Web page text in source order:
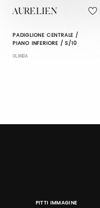
AURELIEN
PADIGLIONE CENTRALE /
PIANO INFERIORE / S/10
OLANDA
PITTI IMMAGINE